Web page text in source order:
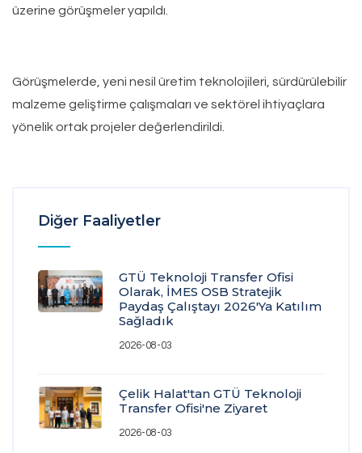
üzerine görüşmeler yapıldı.
Görüşmelerde, yeni nesil üretim teknolojileri, sürdürülebilir
malzeme geliştirme çalışmaları ve sektörel ihtiyaçlara
yönelik ortak projeler değerlendirildi.
Diğer Faaliyetler
GTÜ Teknoloji Transfer Ofisi
Olarak, İMES OSB Stratejik
Paydaş Çalıştayı 2026'ya Katılım
Sağladık
2026-08-03
Çelik Halat'tan GTÜ Teknoloji
Transfer Ofisi'ne Ziyaret
2026-08-03